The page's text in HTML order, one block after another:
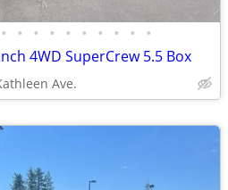
• • • • • • • • • •
4WD SuperCrew 5.5 Box
Ave.